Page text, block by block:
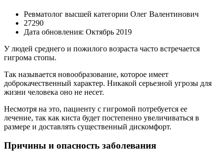
Ревматолог высшей категории Олег Валентинович
27290
Дата обновления: Октябрь 2019
У людей среднего и пожилого возраста часто встречается
гигрома стопы.
Так называется новообразование, которое имеет
доброкачественный характер. Никакой серьезной угрозы для
жизни человека оно не несет.
Несмотря на это, пациенту с гигромой потребуется ее
лечение, так как киста будет постепенно увеличиваться в
размере и доставлять существенный дискомфорт.
Причины и опасность заболевания